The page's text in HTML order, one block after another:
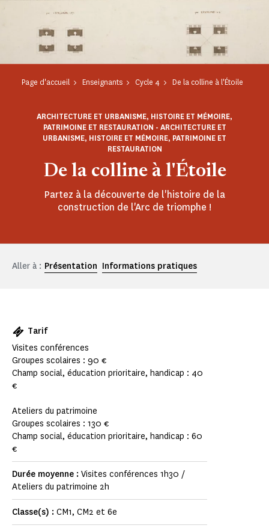
Page d'accueil Enseignants Cycle 4 De la colline à l'Étoile
De la colline à l'Étoile
ARCHITECTURE ET URBANISME, HISTOIRE ET MÉMOIRE,
PATRIMOINE ET RESTAURATION - ARCHITECTURE ET
URBANISME, HISTOIRE ET MÉMOIRE, PATRIMOINE ET
RESTAURATION
Partez à la découverte de l'histoire de la
construction de l'Arc de triomphe !
Aller à : Présentation Informations pratiques
Tarif
Visites conférences
Groupes scolaires : 90 €
Champ social, éducation prioritaire, handicap : 40
€
Ateliers du patrimoine
Groupes scolaires : 130 €
Champ social, éducation prioritaire, handicap : 60
€
Durée moyenne : Visites conférences 1h30 /
Ateliers du patrimoine 2h
Classe(s) : CM1, CM2 et 6e